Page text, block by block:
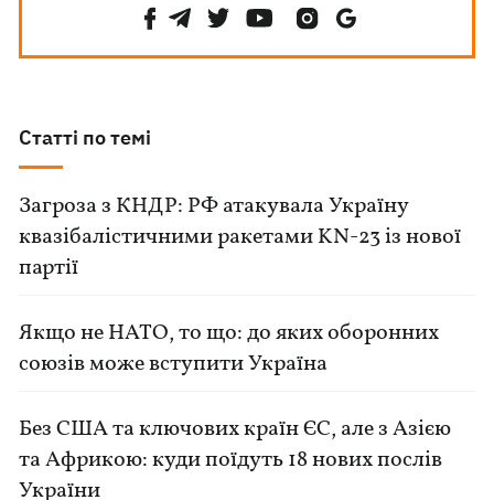
Статті по темі
Загроза з КНДР: РФ атакувала Україну
квазібалістичними ракетами KN-23 із нової
партії
Якщо не НАТО, то що: до яких оборонних
союзів може вступити Україна
Без США та ключових країн ЄС, але з Азією
та Африкою: куди поїдуть 18 нових послів
України